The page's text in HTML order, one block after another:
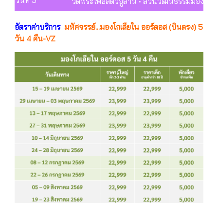
อัตราค่าบริการ มหัศจรรย์...มองโกเลียใน ออร์ดอส (บินตรง) 5
วัน 4 คืน-VZ